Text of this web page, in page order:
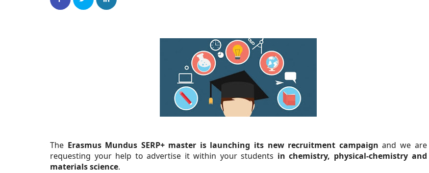
The Erasmus Mundus SERP+ master is launching its new recruitment campaignand we are
requesting your help to advertise it within your students in chemistry, physical-chemistry and
materials science.